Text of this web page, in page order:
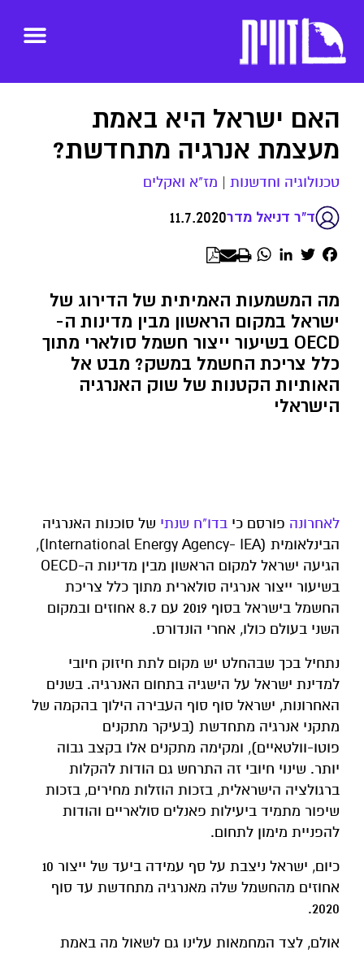
האם ישראל היא באמת
מעצמת אנרגיה מתחדשת?
טכנולוגיה וחדשנות | מז"א ואקלים
ד"ר דניאל מדר11.7.2020
Facebook
Twitter
LinkedIn
WhatsApp
מה המשמעות האמיתית של הדירוג של
ישראל במקום הראשון מבין מדינות ה-
OECD בשיעור ייצור חשמל סולארי מתוך
כלל צריכת החשמל במשק? מבט אל
האותיות הקטנות של שוק האנרגיה
הישראלי
לאחרונה פורסם כי בדו"ח שנתי של סוכנות האנרגיה
הבינלאומית (International Energy Agency- IEA),
הגיעה ישראל למקום הראשון מבין מדינות ה-OECD
בשיעור ייצור אנרגיה סולארית מתוך כלל צריכת
החשמל בישראל בסוף 2019 עם 8.7 אחוזים ובמקום
השני בעולם כולו, אחרי הונדורס.
נתחיל בכך שבהחלט יש מקום לתת חיזוק חיובי
למדינת ישראל על הישגיה בתחום האנרגיה. בשנים
האחרונות, ישראל סוף סוף העבירה הילוך בהקמה של
מתקני אנרגיה מתחדשת (בעיקר מתקנים
פוטו-וולטאיים), ומקימה מתקנים אלו בקצב גבוה
יותר. שינוי חיובי זה התרחש גם הודות להקלות
ברגולציה הישראלית, בזכות הוזלות מחירים, בזכות
שיפור מתמיד ביעילות פאנלים סולאריים והודות
להפניית מימון לתחום.
כיום, ישראל ניצבת על סף עמידה ביעד של ייצור 10
אחוזים מהחשמל שלה מאנרגיה מתחדשת עד סוף
2020.
אולם, לצד המחמאות עלינו גם לשאול מה באמת